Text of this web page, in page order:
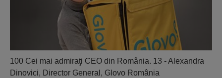
100 Cei mai admiraţi CEO din România. 13 - Alexandra
Dinovici, Director General, Glovo România